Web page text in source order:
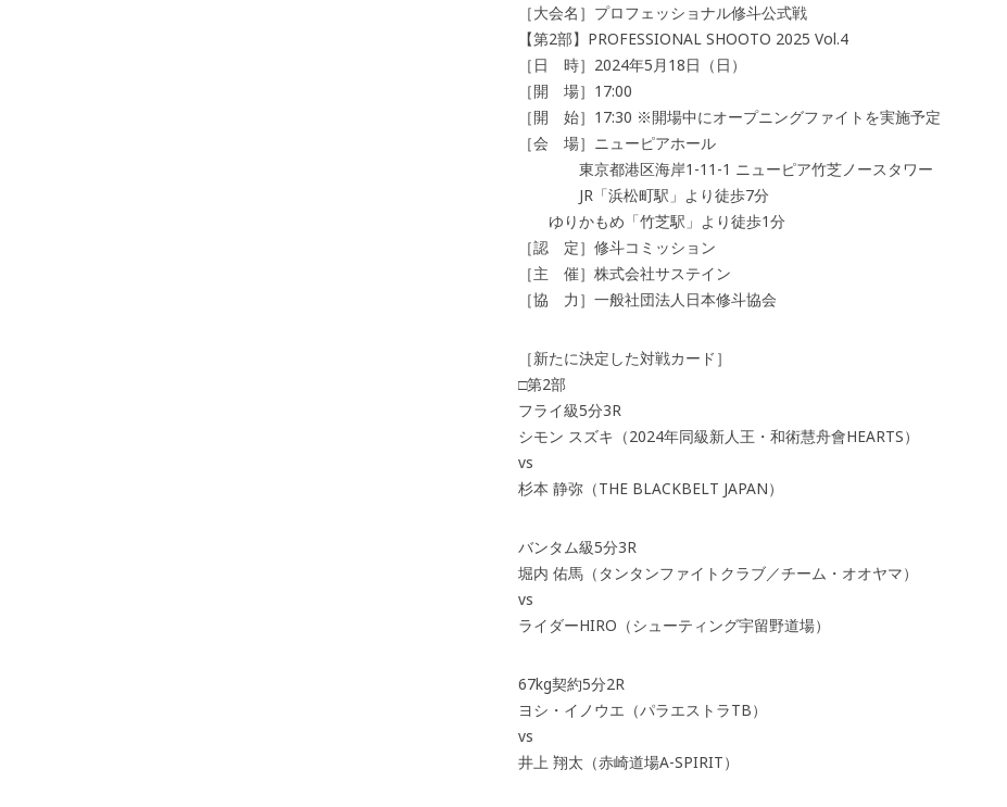
［大会名］プロフェッショナル修斗公式戦
【第2部】PROFESSIONAL SHOOTO 2025 Vol.4
［日 時］2024年5月18日（日）
［開 場］17:00
［開 始］17:30 ※開場中にオープニングファイトを実施予定
［会 場］ニューピアホール
東京都港区海岸1-11-1 ニューピア竹芝ノースタワー
JR「浜松町駅」より徒歩7分
ゆりかもめ「竹芝駅」より徒歩1分
［認 定］修斗コミッション
［主 催］株式会社サステイン
［協 力］一般社団法人日本修斗協会
［新たに決定した対戦カード］
□第2部
フライ級5分3R
シモン スズキ（2024年同級新人王・和術慧舟會HEARTS）
vs
杉本 静弥（THE BLACKBELT JAPAN）
バンタム級5分3R
堀内 佑馬（タンタンファイトクラブ／チーム・オオヤマ）
vs
ライダーHIRO（シューティング宇留野道場）
67kg契約5分2R
ヨシ・イノウエ（パラエストラTB）
vs
井上 翔太（赤崎道場A-SPIRIT）